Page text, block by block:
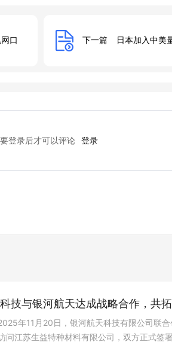
口 下一篇 日本加入中美
登录后才可以评论 登录
科技与银河航天达成战略合作，共
年11月20日，银河航天科技有限公司联
问江苏生益特种材料有限公司，双方正式签